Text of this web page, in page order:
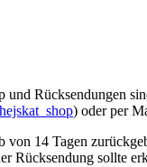
Rücksendungen
hejskat_shop) oder per
14 Tagen
Rücksendung sollte